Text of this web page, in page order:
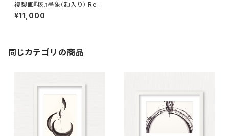
複製画『核』墨象（額入り） Repr
oduction painting「The Cor
e」（Framed）
¥11,000
同じカテゴリの商品